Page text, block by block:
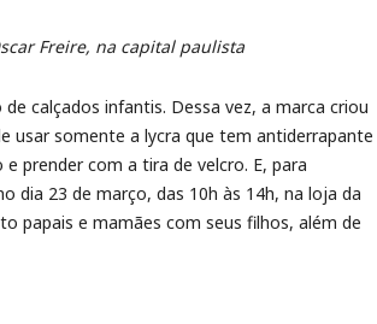
Freire, na capital paulista
calçados infantis. Dessa vez, a marca criou
usar somente a lycra que tem antiderrapante
prender com a tira de velcro. E, para
dia 23 de março, das 10h às 14h, na loja da
papais e mamães com seus filhos, além de